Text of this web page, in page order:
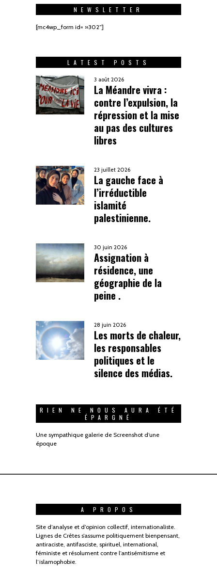
NEWSLETTER
[mc4wp_form id= »302″]
LATEST POSTS
3 août 2026
La Méandre vivra :
contre l’expulsion, la
répression et la mise
au pas des cultures
libres
23 juillet 2026
La gauche face à
l’irréductible
islamité
palestinienne.
30 juin 2026
Assignation à
résidence, une
géographie de la
peine .
28 juin 2026
Les morts de chaleur,
les responsables
politiques et le
silence des médias.
RIEN NE NOUS AURA ÉTÉ
ÉPARGNÉ
Une sympathique galerie de Screenshot d’une
époque
A PROPOS
Site d’analyse et d’opinion collectif, internationaliste.
Lignes de Crêtes s’assume politiquement bienpensant,
antiraciste, antifasciste, spirituel, international,
féministe et résolument contre l’antisémitisme et
l’islamophobie.